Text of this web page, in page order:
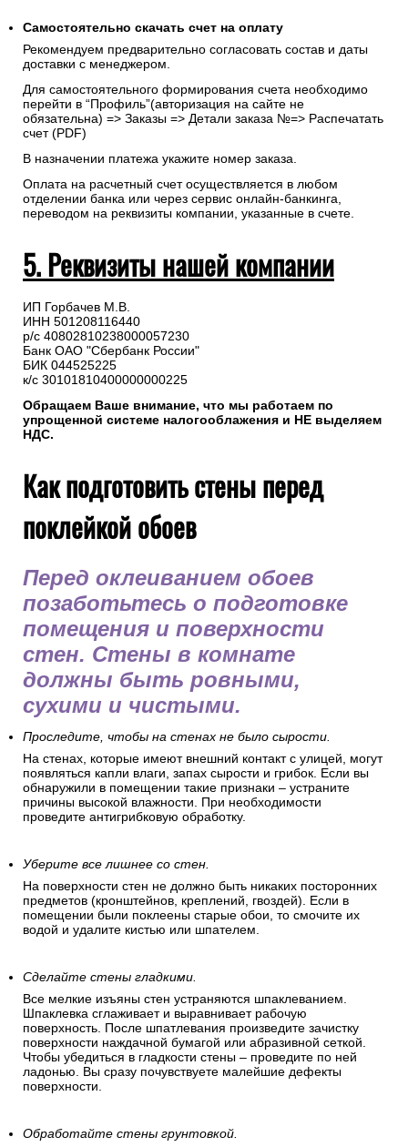
Самостоятельно скачать счет на оплату
Рекомендуем предварительно согласовать состав и даты
доставки с менеджером.
Для самостоятельного формирования счета необходимо
перейти в “Профиль”(авторизация на сайте не
обязательна) => Заказы => Детали заказа №=> Распечатать
счет (PDF)
В назначении платежа укажите номер заказа.
Оплата на расчетный счет осуществляется в любом
отделении банка или через сервис онлайн-банкинга,
переводом на реквизиты компании, указанные в счете.
5. Реквизиты нашей компании
ИП Горбачев М.В.
ИНН 501208116440
р/с 40802810238000057230
Банк ОАО "Сбербанк России"
БИК 044525225
к/с 30101810400000000225
Обращаем Ваше внимание, что мы работаем по
упрощенной системе налогооблажения и НЕ выделяем
НДС.
Как подготовить стены перед
поклейкой обоев
Перед оклеиванием обоев
позаботьтесь о подготовке
помещения и поверхности
стен. Стены в комнате
должны быть ровными,
сухими и чистыми.
Проследите, чтобы на стенах не было сырости.
На стенах, которые имеют внешний контакт с улицей, могут
появляться капли влаги, запах сырости и грибок. Если вы
обнаружили в помещении такие признаки – устраните
причины высокой влажности. При необходимости
проведите антигрибковую обработку.
Уберите все лишнее со стен.
На поверхности стен не должно быть никаких посторонних
предметов (кронштейнов, креплений, гвоздей). Если в
помещении были поклеены старые обои, то смочите их
водой и удалите кистью или шпателем.
Сделайте стены гладкими.
Все мелкие изъяны стен устраняются шпаклеванием.
Шпаклевка сглаживает и выравнивает рабочую
поверхность. После шпатлевания произведите зачистку
поверхности наждачной бумагой или абразивной сеткой.
Чтобы убедиться в гладкости стены – проведите по ней
ладонью. Вы сразу почувствуете малейшие дефекты
поверхности.
Обработайте стены грунтовкой.